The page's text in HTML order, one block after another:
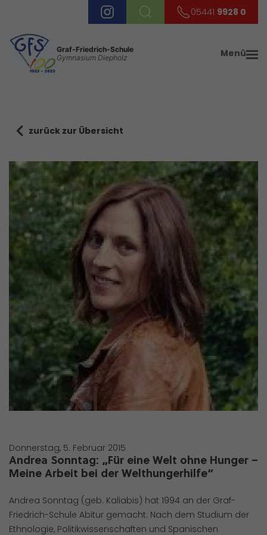
05441 9928 0
Graf-Friedrich-Schule
Gymnasium Diepholz
Menü
zurück zur Übersicht
Donnerstag, 5. Februar 2015
Andrea Sonntag: „Für eine Welt ohne Hunger –
Meine Arbeit bei der Welthungerhilfe“
Andrea Sonntag (geb. Kaliabis) hat 1994 an der Graf-
Friedrich-Schule Abitur gemacht. Nach dem Studium der
Ethnologie, Politikwissenschaften und Spanischen